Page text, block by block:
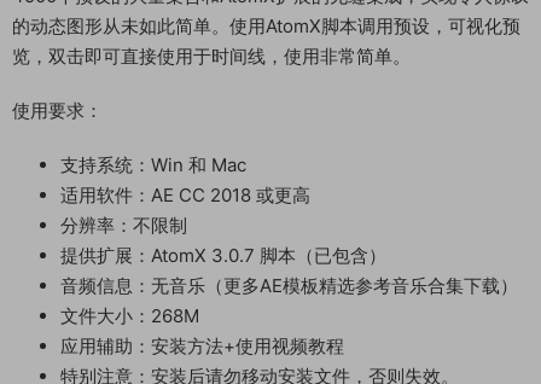
的动态图形从未如此简单。使用AtomX脚本调用预设，可视化预
览，双击即可直接使用于时间线，使用非常简单。
使用要求：
支持系统：Win 和 Mac
适用软件：AE CC 2018 或更高
分辨率：不限制
提供扩展：AtomX 3.0.7 脚本（已包含）
音频信息：无音乐（更多AE模板精选参考音乐合集下载）
文件大小：268M
应用辅助：安装方法+使用视频教程
特别注意：安装后请勿移动安装文件，否则失效。